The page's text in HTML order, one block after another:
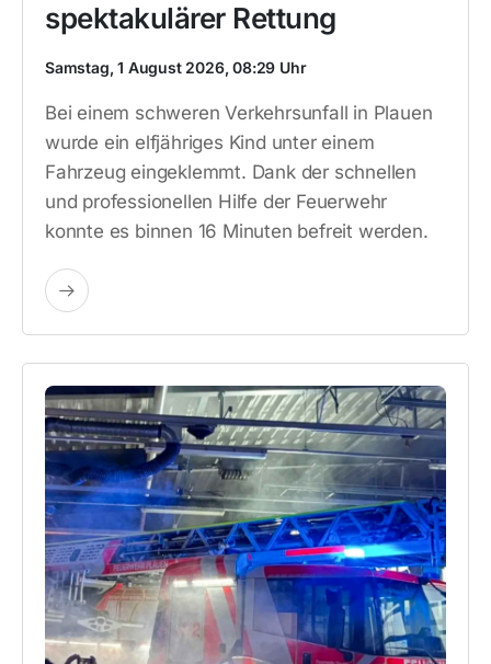
spektakulärer Rettung
Samstag, 1 August 2026, 08:29 Uhr
Bei einem schweren Verkehrsunfall in Plauen
wurde ein elfjähriges Kind unter einem
Fahrzeug eingeklemmt. Dank der schnellen
und professionellen Hilfe der Feuerwehr
konnte es binnen 16 Minuten befreit werden.